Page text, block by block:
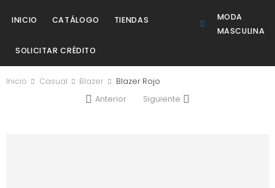
INICIO CATÁLOGO TIENDAS
SOLICITAR CRÉDITO
MODA
MASCULINA
Inicio Casual Blazer
Blazer Rojo
Anterior
Siguiente